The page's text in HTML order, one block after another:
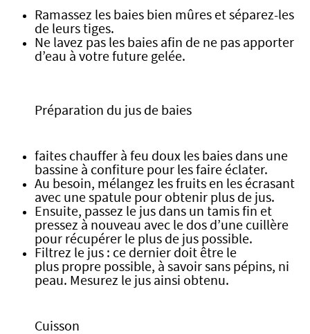
Ramassez les baies bien mûres et séparez-les
de leurs tiges.
Ne lavez pas les baies afin de ne pas apporter
d’eau à votre future gelée.
Préparation du jus de baies
faites chauffer à feu doux les baies dans une
bassine à confiture pour les faire éclater.
Au besoin, mélangez les fruits en les écrasant
avec une spatule pour obtenir plus de jus.
Ensuite, passez le jus dans un tamis fin et
pressez à nouveau avec le dos d’une cuillère
pour récupérer le plus de jus possible.
Filtrez le jus : ce dernier doit être le
plus propre possible, à savoir sans pépins, ni
peau. Mesurez le jus ainsi obtenu.
Cuisson